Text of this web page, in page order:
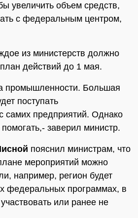
увеличить объем средств,
с федеральным центром,
из министерств должно
действий до 1 мая.
промышленности. Большая
поступать
самих предприятий. Однако
заверил министр.
пояснил министрам, что
мероприятий можно
например, регион будет
федеральных программах, в
или ранее не